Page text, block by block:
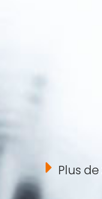
Plus de